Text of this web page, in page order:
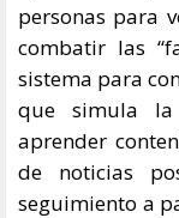
personas para
combatir las
sistema para
que simula
aprender
de noticias
seguimiento a